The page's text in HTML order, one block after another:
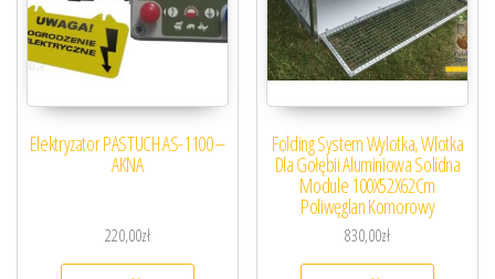
Elektryzator PASTUCH AS-1100 –
AKNA
220,00zł
Folding System Wylotka, Wlotka
Dla Gołębii Aluminiowa Solidna
Module 100X52X62Cm
Poliwęglan Komorowy
830,00zł